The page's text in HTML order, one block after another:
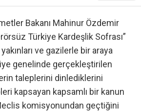
Bakanı Mahinur Özdemir
Türkiye Kardeşlik Sofrası”
ve gazilerle bir araya
genelinde gerçekleştirilen
taleplerini dinlediklerini
kapsayan kapsamlı bir kanun
komisyonundan geçtiğini